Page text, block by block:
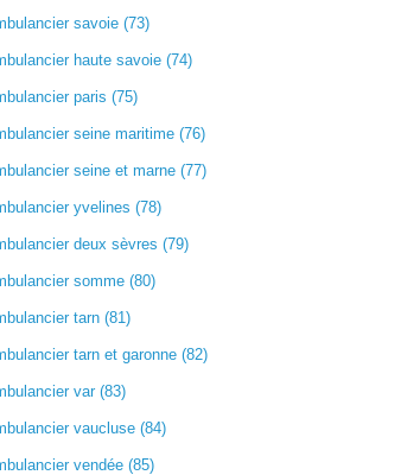
savoie (73)
haute savoie (74)
paris (75)
seine maritime (76)
seine et marne (77)
yvelines (78)
deux sèvres (79)
somme (80)
tarn (81)
tarn et garonne (82)
var (83)
vaucluse (84)
vendée (85)